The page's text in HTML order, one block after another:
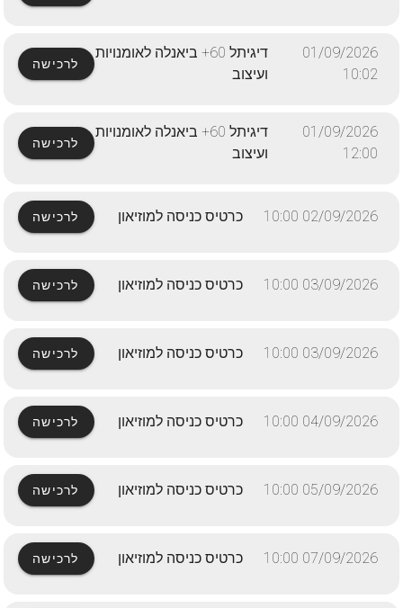
01/09/2026
10:02
דיגיתל 60+ ביאנלה לאומנויות
ועיצוב
לרכישה
01/09/2026
12:00
דיגיתל 60+ ביאנלה לאומנויות
ועיצוב
לרכישה
02/09/2026 10:00 כרטיס כניסה למוזיאון לרכישה
03/09/2026 10:00 כרטיס כניסה למוזיאון לרכישה
03/09/2026 10:00 כרטיס כניסה למוזיאון לרכישה
04/09/2026 10:00 כרטיס כניסה למוזיאון לרכישה
05/09/2026 10:00 כרטיס כניסה למוזיאון לרכישה
07/09/2026 10:00 כרטיס כניסה למוזיאון לרכישה